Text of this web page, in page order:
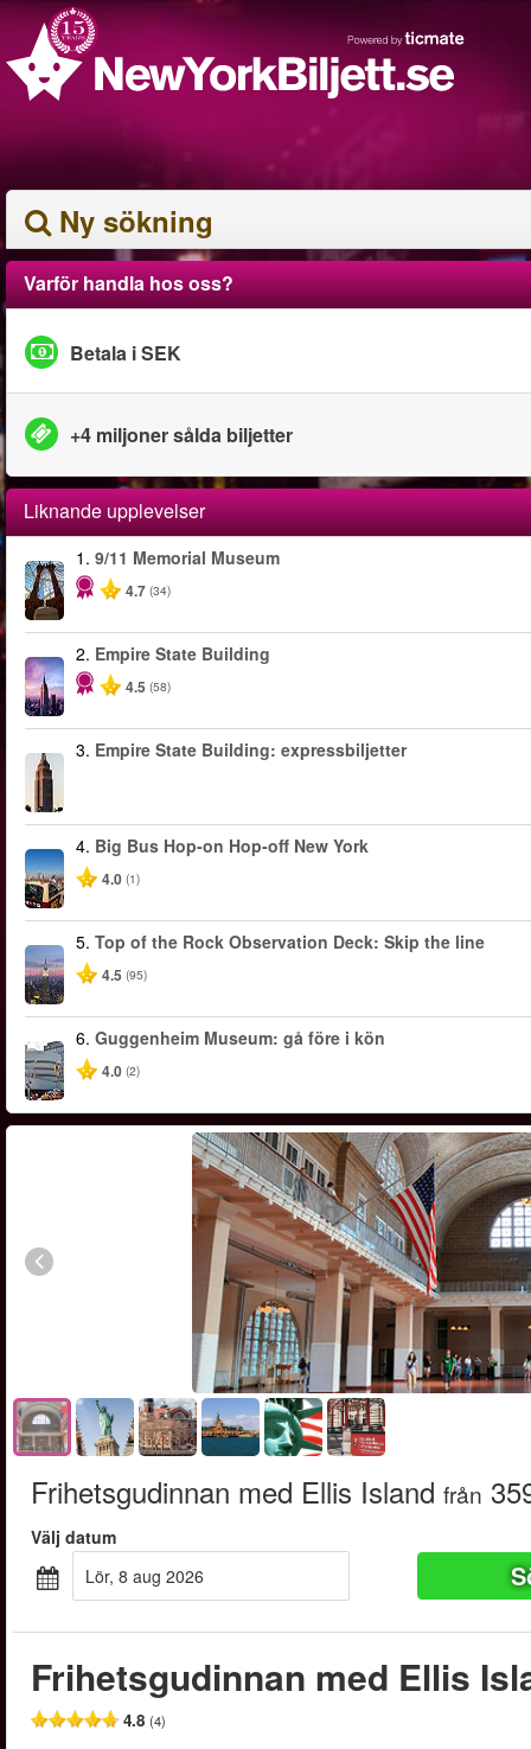
Ny sökning
Varför handla hos oss?
Betala i SEK
+4 miljoner sålda biljetter
Liknande upplevelser
1. 9/11 Memorial Museum
4.7 (34)
2. Empire State Building
4.5 (58)
3. Empire State Building: expressbiljetter
4. Big Bus Hop-on Hop-off New York
4.0 (1)
5. Top of the Rock Observation Deck: Skip the line
4.5 (95)
6. Guggenheim Museum: gå före i kön
4.0 (2)
Frihetsgudinnan med Ellis Island från
Välj datum
lör, 8 aug 2026
Frihetsgudinnan med Ellis
4.8 (4)